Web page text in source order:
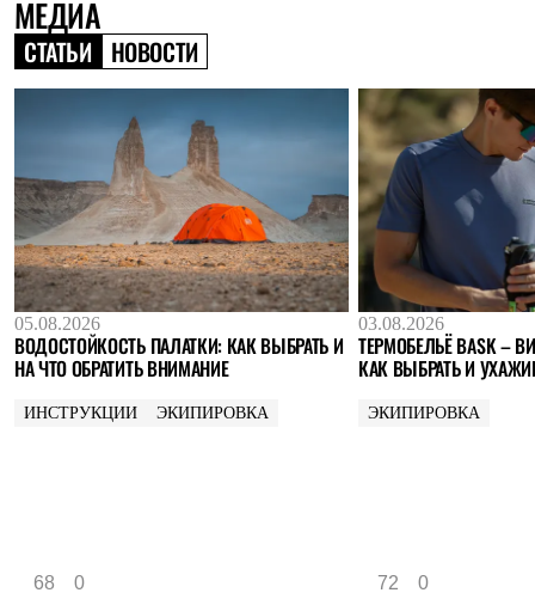
Где купить
МЕДИА
СТАТЬИ НОВОСТИ
05.08.2026
ВОДОСТОЙКОСТЬ ПАЛАТКИ: КАК ВЫБРАТЬ И
НА ЧТО ОБРАТИТЬ ВНИМАНИЕ
ИНСТРУКЦИИ ЭКИПИРОВКА
68 0
03.08.2026
ТЕРМОБЕЛЬЁ BASK –
КАК ВЫБРАТЬ И
ЭКИПИРОВКА
72 0